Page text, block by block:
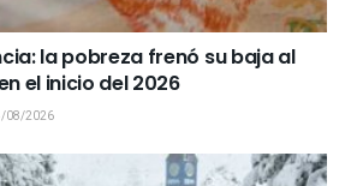
la pobreza frenó su baja al
el inicio del 2026
08/2026